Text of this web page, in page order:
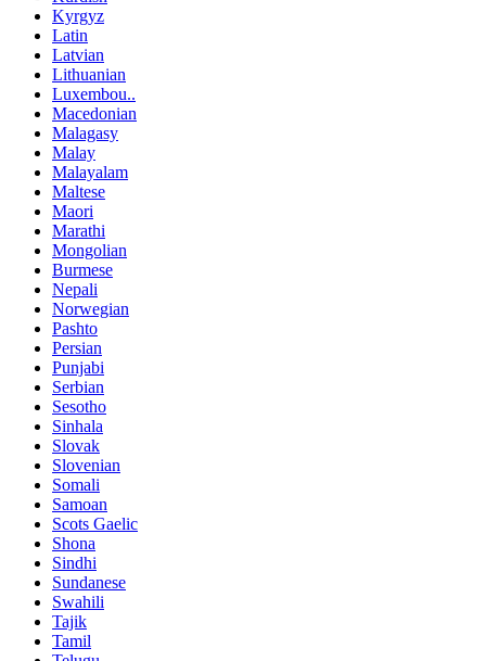
Kyrgyz
Latin
Latvian
Lithuanian
Luxembou..
Macedonian
Malagasy
Malay
Malayalam
Maltese
Maori
Marathi
Mongolian
Burmese
Nepali
Norwegian
Pashto
Persian
Punjabi
Serbian
Sesotho
Sinhala
Slovak
Slovenian
Somali
Samoan
Scots Gaelic
Shona
Sindhi
Sundanese
Swahili
Tajik
Tamil